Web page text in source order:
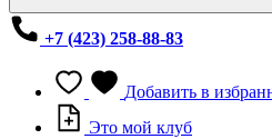
+7 (423) 258-88-83
Добавить в
Это мой клуб